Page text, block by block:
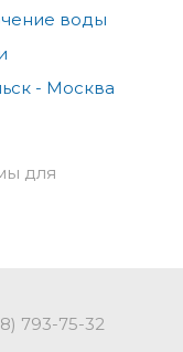
воды
- Москва
для
793-75-32